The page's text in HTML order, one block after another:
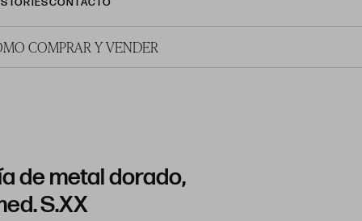
COMPRAR Y VENDER
de metal dorado,
S.XX